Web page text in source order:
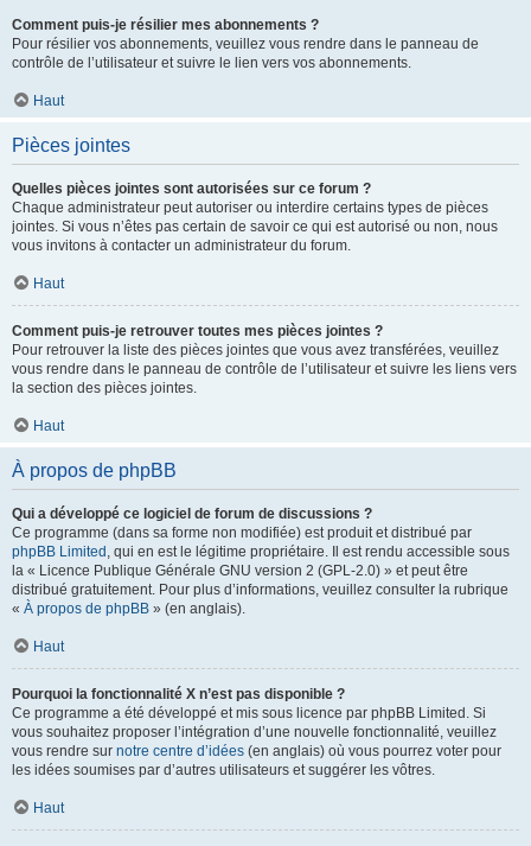
Comment puis-je résilier mes abonnements ?
Pour résilier vos abonnements, veuillez vous rendre dans le panneau de
contrôle de l’utilisateur et suivre le lien vers vos abonnements.
Haut
Pièces jointes
Quelles pièces jointes sont autorisées sur ce forum ?
Chaque administrateur peut autoriser ou interdire certains types de pièces
jointes. Si vous n’êtes pas certain de savoir ce qui est autorisé ou non, nous
vous invitons à contacter un administrateur du forum.
Haut
Comment puis-je retrouver toutes mes pièces jointes ?
Pour retrouver la liste des pièces jointes que vous avez transférées, veuillez
vous rendre dans le panneau de contrôle de l’utilisateur et suivre les liens vers
la section des pièces jointes.
Haut
À propos de phpBB
Qui a développé ce logiciel de forum de discussions ?
Ce programme (dans sa forme non modifiée) est produit et distribué par
phpBB Limited , qui en est le légitime propriétaire. Il est rendu accessible sous
la « Licence Publique Générale GNU version 2 (GPL-2.0) » et peut être
distribué gratuitement. Pour plus d’informations, veuillez consulter la rubrique
« À propos de phpBB » (en anglais).
Haut
Pourquoi la fonctionnalité X n’est pas disponible ?
Ce programme a été développé et mis sous licence par phpBB Limited. Si
vous souhaitez proposer l’intégration d’une nouvelle fonctionnalité, veuillez
vous rendre sur notre centre d’idées (en anglais) où vous pourrez voter pour
les idées soumises par d’autres utilisateurs et suggérer les vôtres.
Haut